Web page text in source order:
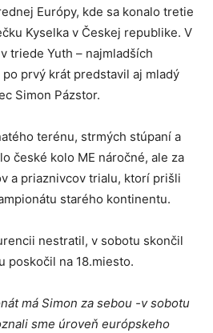
Európy, kde sa konalo tretie
Kyselka v Českej republike. V
triede Yuth – najmladších
prvý krát predstavil aj mladý
Simon Pázstor.
terénu, strmých stúpaní a
české kolo ME náročné, ale za
a priaznivcov trialu, ktorí prišli
starého kontinentu.
nestratil, v sobotu skončil
poskočil na 18.miesto.
má Simon za sebou -v sobotu
sme úroveň európskeho